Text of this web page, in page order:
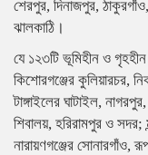
শেরপুর, দিনাজপুর,
ঝালকাঠি।
যে ১২৩টি ভূমিহীন ও
কিশোরগঞ্জের কুলিয়ারচর,
টাঙ্গাইলের ঘাটাইল,
শিবালয়, হরিরামপুর ও সদর;
নারায়ণগঞ্জের সোনারগাঁও,